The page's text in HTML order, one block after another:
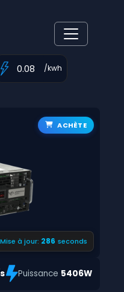
/kwh
ACHÈTE
Mise à jour: 285 seconds
Puissance 5406W